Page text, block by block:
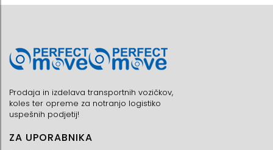
Prodaja in izdelava transportnih vozičkov,
koles ter opreme za notranjo logistiko
uspešnih podjetij!
ZA UPORABNIKA